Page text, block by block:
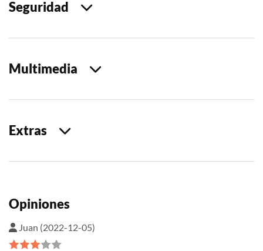
Seguridad
Multimedia
Extras
Opiniones
Juan (2022-12-05)